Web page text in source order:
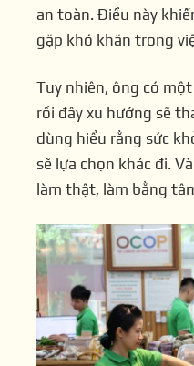
an toàn. Điều này
gặp khó khăn trong
Tuy nhiên, ông có
rồi đây xu hướng sẽ
dùng hiểu rằng sức
sẽ lựa chọn khác đi.
làm thật, làm bằng